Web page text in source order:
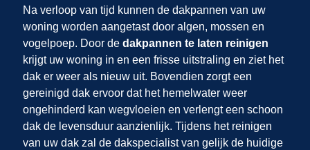
Na verloop van tijd kunnen de dakpannen van uw
woning worden aangetast door algen, mossen en
vogelpoep. Door de dakpannen te laten reinigen
krijgt uw woning in en een frisse uitstraling en ziet het
dak er weer als nieuw uit. Bovendien zorgt een
gereinigd dak ervoor dat het hemelwater weer
ongehinderd kan wegvloeien en verlengt een schoon
dak de levensduur aanzienlijk. Tijdens het reinigen
van uw dak zal de dakspecialist van gelijk de huidige